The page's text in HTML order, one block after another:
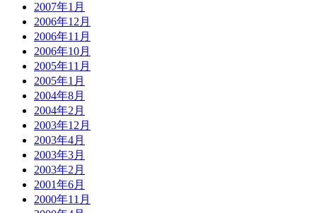
2007年1月
2006年12月
2006年11月
2006年10月
2005年11月
2005年1月
2004年8月
2004年2月
2003年12月
2003年4月
2003年3月
2003年2月
2001年6月
2000年11月